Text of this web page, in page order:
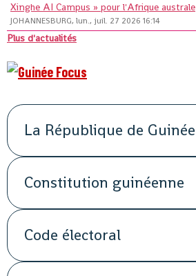
Xinghe AI Campus » pour l'Afrique australe
JOHANNESBURG, lun., juil. 27 2026 16:14
Plus d'actualités
La République de Guinée
Constitution guinéenne
Code électoral